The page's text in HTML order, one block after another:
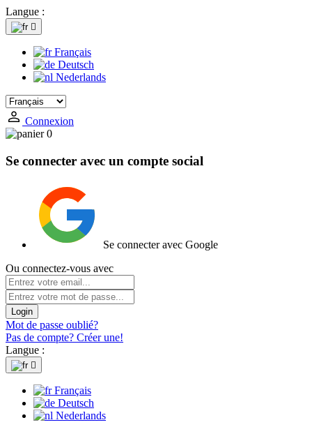
Langue :

Français
Deutsch
Nederlands
Connexion
0
Se connecter avec un compte social
Se connecter avec Google
Ou connectez-vous avec
Login
Mot de passe oublié?
Pas de compte? Créer une!
Langue :

Français
Deutsch
Nederlands